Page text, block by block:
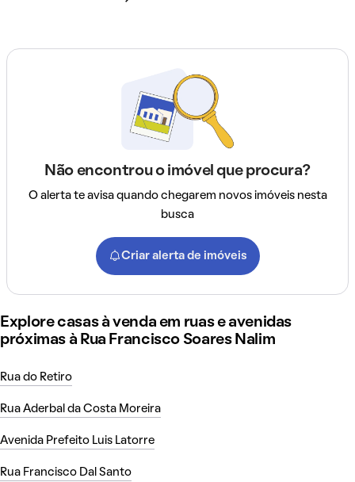
Não encontrou o imóvel que procura?
O alerta te avisa quando chegarem novos imóveis nesta
busca
Criar alerta de imóveis
Explore casas à venda em ruas e avenidas
próximas à Rua Francisco Soares Nalim
Rua do Retiro
Rua Aderbal da Costa Moreira
Avenida Prefeito Luis Latorre
Rua Francisco Dal Santo